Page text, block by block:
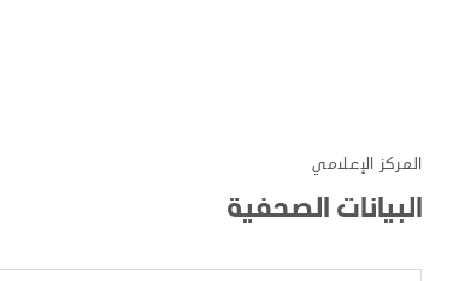
المركز الإعلامي
البيانات الصحفية